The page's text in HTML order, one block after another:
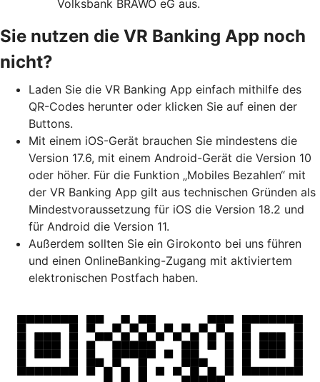
Volksbank BRAWO eG aus.
Sie nutzen die VR Banking App noch
nicht?
Laden Sie die VR Banking App einfach mithilfe des
QR-Codes herunter oder klicken Sie auf einen der
Buttons.
Mit einem iOS-Gerät brauchen Sie mindestens die
Version 17.6, mit einem Android-Gerät die Version 10
oder höher. Für die Funktion „Mobiles Bezahlen“ mit
der VR Banking App gilt aus technischen Gründen als
Mindestvoraussetzung für iOS die Version 18.2 und
für Android die Version 11.
Außerdem sollten Sie ein Girokonto bei uns führen
und einen OnlineBanking-Zugang mit aktiviertem
elektronischen Postfach haben.